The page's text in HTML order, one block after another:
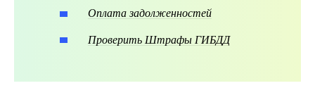
Оплата задолженностей
Проверить Штрафы ГИБДД